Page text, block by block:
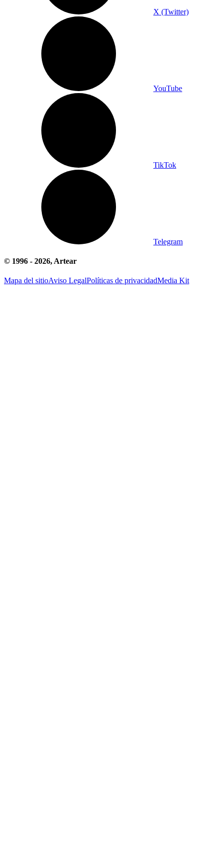
X (Twitter)
YouTube
TikTok
Telegram
© 1996 - 2026, Artear
Mapa del sitioAviso LegalPolíticas de privacidadMedia Kit